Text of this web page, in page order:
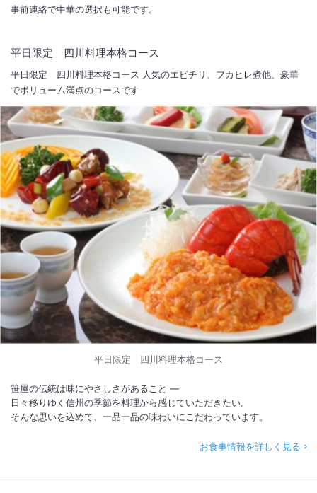
事前連絡で中華の選択も可能です。
平日限定 四川料理本格コース
平日限定 四川料理本格コース 人気のエビチリ、フカヒレ煮他、豪華
でボリューム満点のコースです
平日限定 四川料理本格コース
笹屋の伝統は味にやさしさがあること ―
日々移りゆく信州の季節を料理から感じていただきたい。
そんな思いを込めて、一品一品の味わいにこだわっています。
お食事情報を詳しく見る